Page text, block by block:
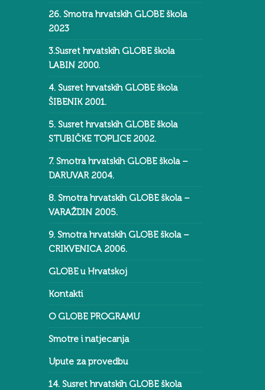
26. Smotra hrvatskih GLOBE škola
2023
3.Susret hrvatskih GLOBE škola
LABIN 2000.
4. Susret hrvatskih GLOBE škola
ŠIBENIK 2001.
5. Susret hrvatskih GLOBE škola
STUBIČKE TOPLICE 2002.
7. Smotra hrvatskih GLOBE škola –
DARUVAR 2004.
8. Smotra hrvatskih GLOBE škola –
VARAŽDIN 2005.
9. Smotra hrvatskih GLOBE škola –
CRIKVENICA 2006.
GLOBE u Hrvatskoj
Kontakti
O GLOBE PROGRAMU
Smotre i natjecanja
Upute za provedbu
14. Susret hrvatskih GLOBE škola